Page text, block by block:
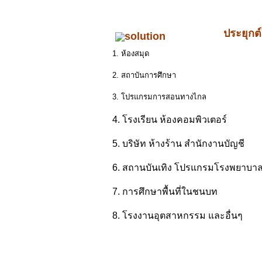
ประยุก
1. ห้องสมุด
2. สถาบันการศึกษา
3. โปรแกรมการสอนทางไกล
4. โรงเรียน ห้องคอมพิวเตอร์
5. บริษัท ห้างร้าน สำนักงานบัญชี
6. สถานบันเทิง โปรแกรมโรงพยาบาล
7. การศึกษาพื้นที่ในชนบท
8. โรงงานอุตสาหกรรม และอื่นๆ